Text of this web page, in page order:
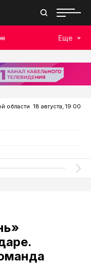
Дзюдо
Еще
области 18 августа, 19:00